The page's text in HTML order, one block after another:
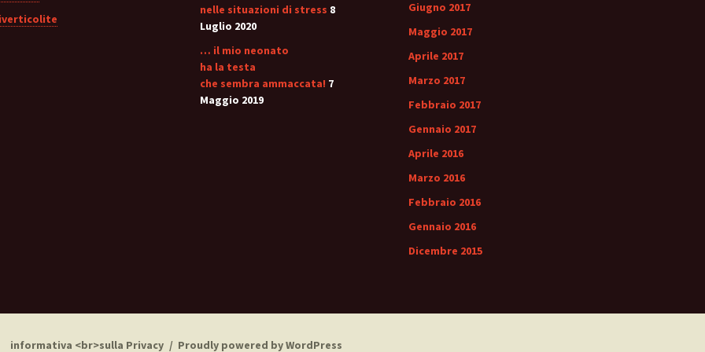
nelle situazioni di stress 8
Luglio 2020
… il mio neonato
ha la testa
che sembra ammaccata! 7
Maggio 2019
Giugno 2017
Maggio 2017
Aprile 2017
Marzo 2017
Febbraio 2017
Gennaio 2017
Aprile 2016
Marzo 2016
Febbraio 2016
Gennaio 2016
Dicembre 2015
informativa <br>sulla Privacy Proudly powered by WordPress